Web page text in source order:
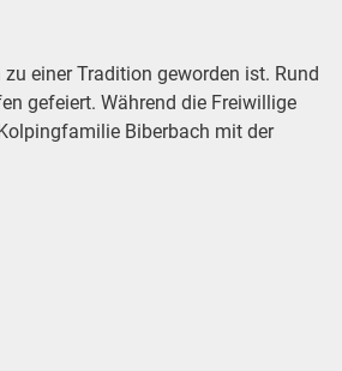
einer Tradition geworden ist. Rund
gefeiert. Während die Freiwillige
Biberbach mit der